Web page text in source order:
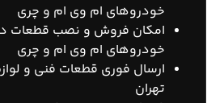
خودروهای ام وی ام و چری
امکان فروش و نصب قطعات
خودروهای ام وی ام و چری
ارسال فوری قطعات فنی و
تهران